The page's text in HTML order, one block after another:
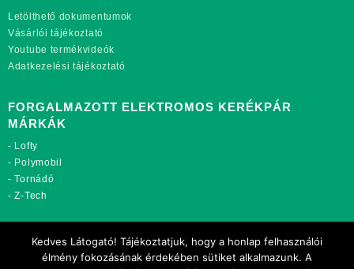
Letölthető dokumentumok
Vásárlói tájékoztató
Youtube termékvideók
Adatkezelési tájékoztató
FORGALMAZOTT ELEKTROMOS KERÉKPÁR
MÁRKÁK
- Lofty
- Polymobil
-Tornádó
-Z-Tech
rekordmobil.hu
rekordmotor.hu
Kedves Látogató! Tájékoztatjuk, hogy a honlap felhasználói
élmény fokozásának érdekében sütiket alkalmazunk. A